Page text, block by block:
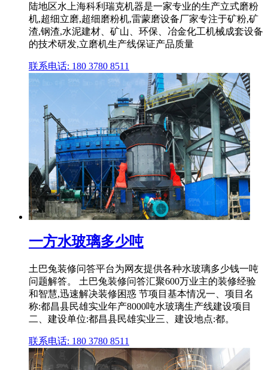
陆地区水上海科利瑞克机器是一家专业的生产立式磨粉
机,超细立磨,超细磨粉机,雷蒙磨设备厂家专注于矿粉,矿
渣,钢渣,水泥建材、矿山、环保、冶金化工机械成套设备
的技术研发,立磨机生产线保证产品质量
联系电话: 180 3780 8511
一方水玻璃多少吨
土巴兔装修问答平台为网友提供各种水玻璃多少钱一吨
问题解答。 土巴兔装修问答汇聚600万业主的装修经验
和智慧,迅速解决装修困惑 节项目基本情况一、项目名
称:都昌县民雄实业年产8000吨水玻璃生产线建设项目
二、建设单位:都昌县民雄实业三、建设地点:都。
联系电话: 180 3780 8511